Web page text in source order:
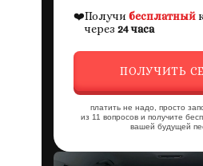
❤️Получи бесплатный
через 24 часа
ПОЛУЧИТЬ
платить не надо, просто
из 11 вопросов и получите
вашей будущей